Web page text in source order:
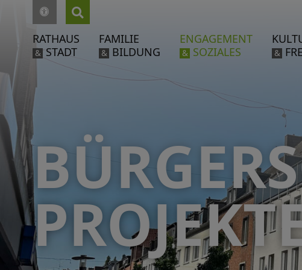
RATHAUS
& STADT
FAMILIE
& BILDUNG
ENGAGEMENT
& SOZIALES &